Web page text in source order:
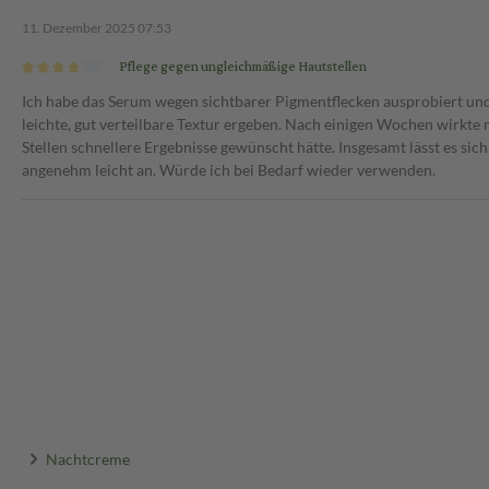
11. Dezember 2025 07:53
Pflege gegen ungleichmäßige Hautstellen
Ich habe das Serum wegen sichtbarer Pigmentflecken ausprobiert
leichte, gut verteilbare Textur ergeben. Nach einigen Wochen
Stellen schnellere Ergebnisse gewünscht hätte. Insgesamt lässt es
angenehm leicht an. Würde ich bei Bedarf wieder verwenden.
Nachtcreme